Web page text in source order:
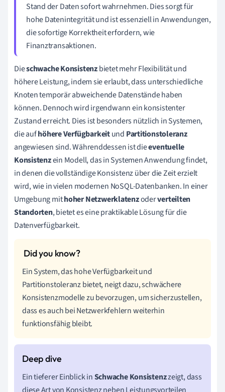
Stand der Daten sofort wahrnehmen. Dies sorgt für
hohe Datenintegrität und ist essenziell in Anwendungen,
die sofortige Korrektheit erfordern, wie
Finanztransaktionen.
Dieschwache Konsistenzbietet mehr Flexibilität und
höhere Leistung, indem sie erlaubt, dass unterschiedliche
Knoten temporär abweichende Datenstände haben
können. Dennoch wird irgendwann ein konsistenter
Zustand erreicht. Dies ist besonders nützlich in Systemen,
die aufhöhere Verfügbarkeitund Partitionstoleranz
angewiesen sind. Währenddessen ist dieeventuelle
Konsistenzein Modell, das in Systemen Anwendung findet,
in denen die vollständige Konsistenz über die Zeit erzielt
wird, wie in vielen modernen NoSQL-Datenbanken. In einer
Umgebung mithoher Netzwerklatenzoderverteilten
Standorten, bietet es eine praktikable Lösung für die
Datenverfügbarkeit.
Ein System, das hohe Verfügbarkeit und
Partitionstoleranz bietet, neigt dazu, schwächere
Konsistenzmodelle zu bevorzugen, um sicherzustellen,
dass es auch bei Netzwerkfehlern weiterhin
funktionsfähig bleibt.
Ein tieferer Einblick inSchwache Konsistenzzeigt, dass
diese Art von Konsistenz neben Leistungsvorteilen